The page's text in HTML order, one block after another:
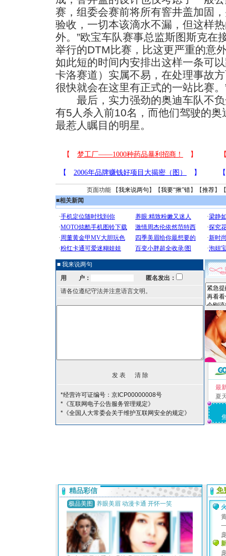
赛，组委会赛前将所有窨井盖加固
验收，一切本该滴水不漏，但这样
外。”欧宝车队赛事总监斯图斯克在
举行的DTM比赛，比这更严重的意
如此短的时间内安排出这样一条可
卡洛赛道）实属不易，在处理事故
很快就会在这里有正式的一站比赛。
最后，实力强劲的奥迪车队不负
有5人杀入前10名，而他们驾驶的
最惹人瞩目的明星。
页面功能 【我来说两句 】【我要“揪”错】【推荐】
■相关新闻
■ 我来说两句
用 户：
匿名发出：
请各位遵纪守法并注意语言文明。
*经营许可证编号：京ICP00000008号
*《互联网电子公告服务管理规定》
*《全国人大常委会关于维护互联网安全的规定》
最
夏